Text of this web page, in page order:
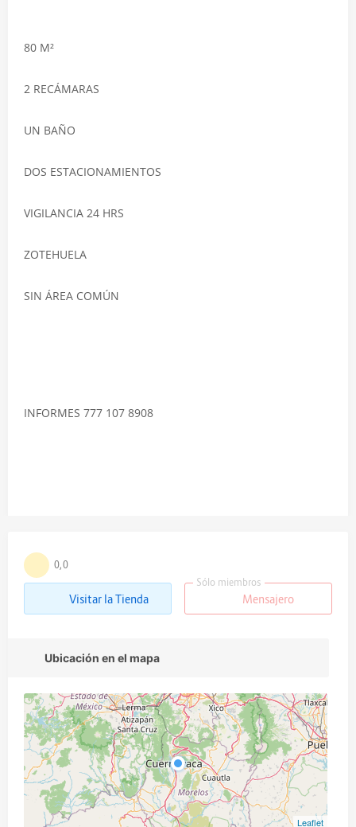
80 M²
2 RECÁMARAS
UN BAÑO
DOS ESTACIONAMIENTOS
VIGILANCIA 24 HRS
ZOTEHUELA
SIN ÁREA COMÚN
INFORMES 777 107 8908
0,0
Visitar la Tienda
Sólo miembros
Mensajero
Ubicación en el mapa
Leaflet